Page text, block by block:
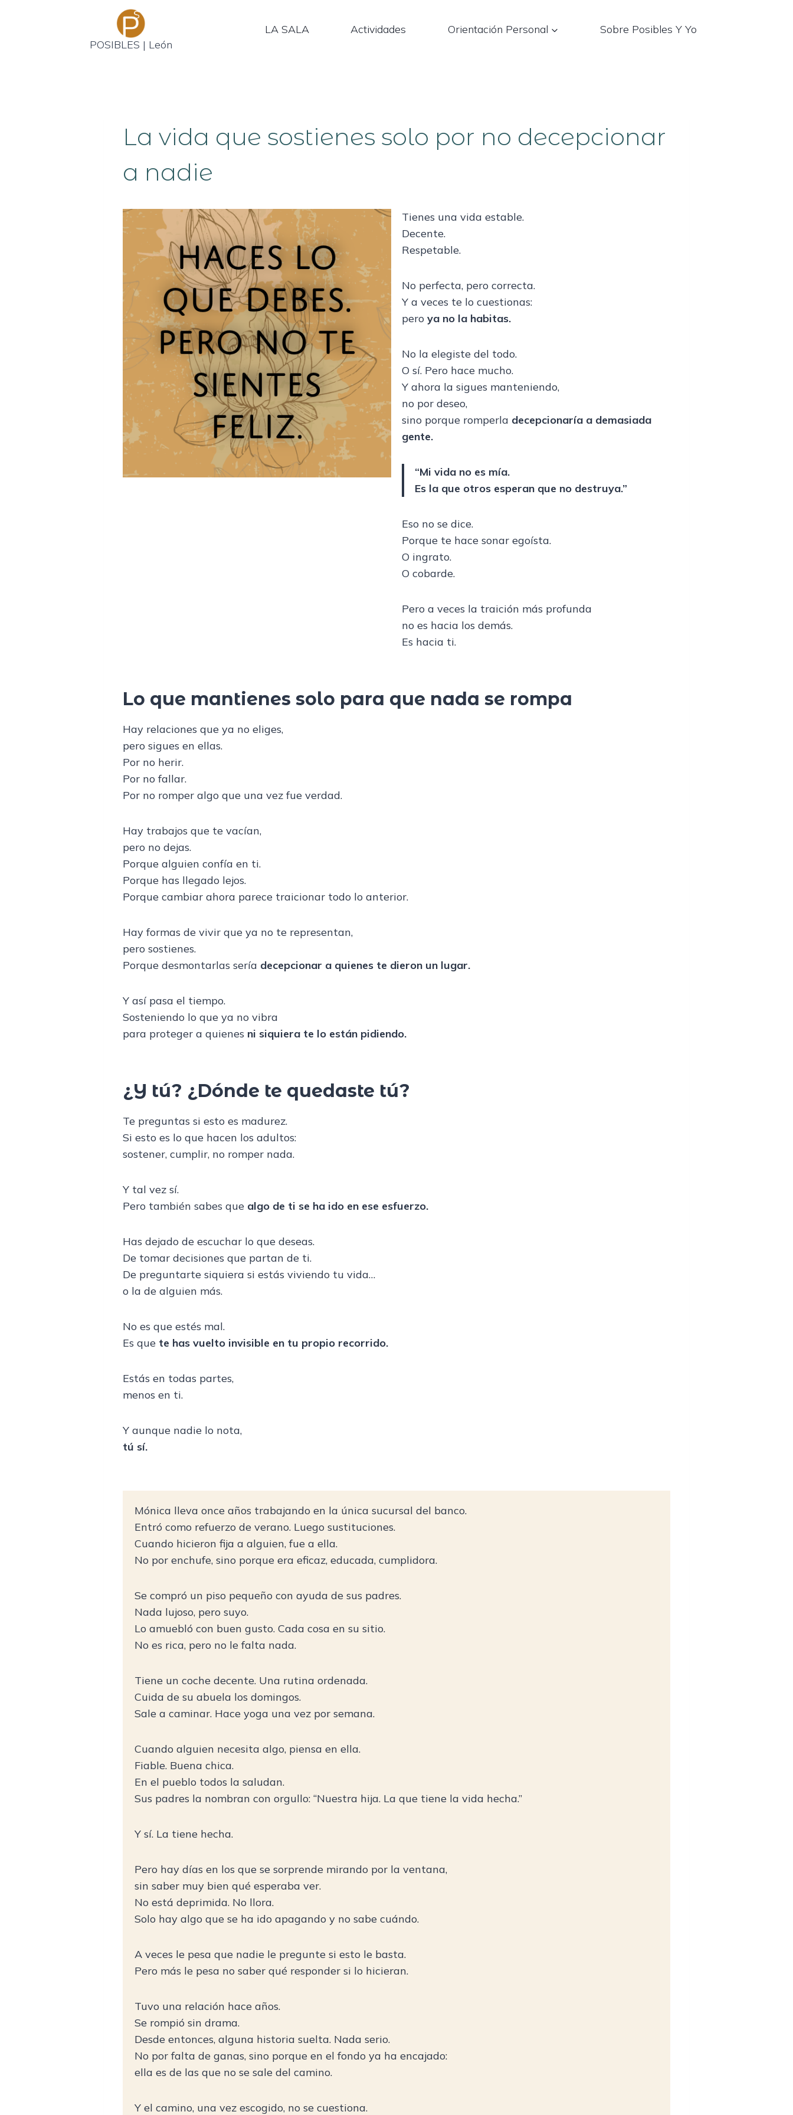
POSIBLES | León
LA SALA Actividades Orientación Personal Sobre Posibles Y Yo
La vida que sostienes solo por no decepcionar
a nadie
Tienes una vida estable.
Decente.
Respetable.
No perfecta, pero correcta.
Y a veces te lo cuestionas:
pero ya no la habitas.
No la elegiste del todo.
O sí. Pero hace mucho.
Y ahora la sigues manteniendo,
no por deseo,
sino porque romperla decepcionaría a demasiada
gente.
“Mi vida no es mía.
Es la que otros esperan que no destruya.”
Eso no se dice.
Porque te hace sonar egoísta.
O ingrato.
O cobarde.
Pero a veces la traición más profunda
no es hacia los demás.
Es hacia ti.
Lo que mantienes solo para que nada se rompa
Hay relaciones que ya no eliges,
pero sigues en ellas.
Por no herir.
Por no fallar.
Por no romper algo que una vez fue verdad.
Hay trabajos que te vacían,
pero no dejas.
Porque alguien confía en ti.
Porque has llegado lejos.
Porque cambiar ahora parece traicionar todo lo anterior.
Hay formas de vivir que ya no te representan,
pero sostienes.
Porque desmontarlas sería decepcionar a quienes te dieron un lugar.
Y así pasa el tiempo.
Sosteniendo lo que ya no vibra
para proteger a quienes ni siquiera te lo están pidiendo.
¿Y tú? ¿Dónde te quedaste tú?
Te preguntas si esto es madurez.
Si esto es lo que hacen los adultos:
sostener, cumplir, no romper nada.
Y tal vez sí.
Pero también sabes que algo de ti se ha ido en ese esfuerzo.
Has dejado de escuchar lo que deseas.
De tomar decisiones que partan de ti.
De preguntarte siquiera si estás viviendo tu vida…
o la de alguien más.
No es que estés mal.
Es que te has vuelto invisible en tu propio recorrido.
Estás en todas partes,
menos en ti.
Y aunque nadie lo nota,
tú sí.
Mónica lleva once años trabajando en la única sucursal del banco.
Entró como refuerzo de verano. Luego sustituciones.
Cuando hicieron fija a alguien, fue a ella.
No por enchufe, sino porque era eficaz, educada, cumplidora.
Se compró un piso pequeño con ayuda de sus padres.
Nada lujoso, pero suyo.
Lo amuebló con buen gusto. Cada cosa en su sitio.
No es rica, pero no le falta nada.
Tiene un coche decente. Una rutina ordenada.
Cuida de su abuela los domingos.
Sale a caminar. Hace yoga una vez por semana.
Cuando alguien necesita algo, piensa en ella.
Fiable. Buena chica.
En el pueblo todos la saludan.
Sus padres la nombran con orgullo: “Nuestra hija. La que tiene la vida hecha.”
Y sí. La tiene hecha.
Pero hay días en los que se sorprende mirando por la ventana,
sin saber muy bien qué esperaba ver.
No está deprimida. No llora.
Solo hay algo que se ha ido apagando y no sabe cuándo.
A veces le pesa que nadie le pregunte si esto le basta.
Pero más le pesa no saber qué responder si lo hicieran.
Tuvo una relación hace años.
Se rompió sin drama.
Desde entonces, alguna historia suelta. Nada serio.
No por falta de ganas, sino porque en el fondo ya ha encajado:
ella es de las que no se sale del camino.
Y el camino, una vez escogido, no se cuestiona.